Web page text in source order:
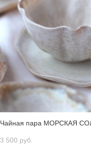
Чайная пара МОРСКАЯ
3 500 pуб.